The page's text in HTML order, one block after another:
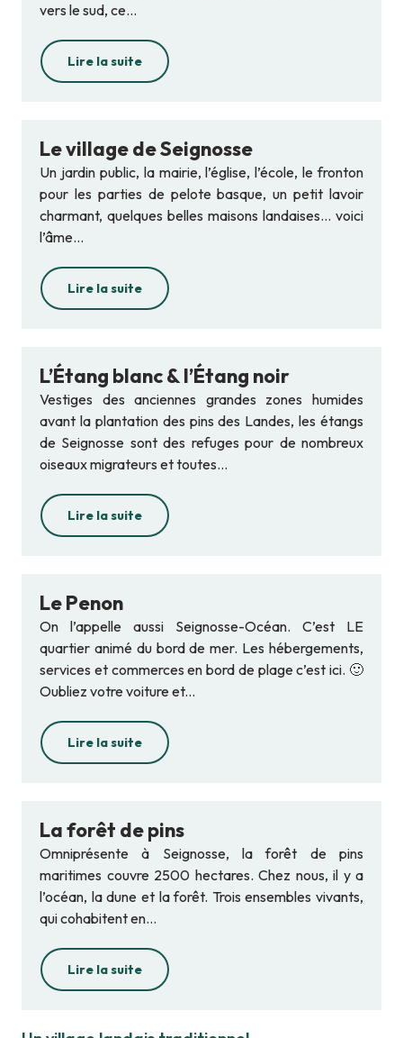
vers le sud, ce...
Lire la suite
Le village de Seignosse
Un jardin public, la mairie, l’église, l’école, le fronton
pour les parties de pelote basque, un petit lavoir
charmant, quelques belles maisons landaises… voici
l’âme...
Lire la suite
L’Étang blanc & l’Étang noir
Vestiges des anciennes grandes zones humides
avant la plantation des pins des Landes, les étangs
de Seignosse sont des refuges pour de nombreux
oiseaux migrateurs et toutes...
Lire la suite
Le Penon
On l’appelle aussi Seignosse-Océan. C’est LE
quartier animé du bord de mer. Les hébergements,
services et commerces en bord de plage c’est ici. 🙂
Oubliez votre voiture et...
Lire la suite
La forêt de pins
Omniprésente à Seignosse, la forêt de pins
maritimes couvre 2500 hectares. Chez nous, il y a
l’océan, la dune et la forêt. Trois ensembles vivants,
qui cohabitent en...
Lire la suite